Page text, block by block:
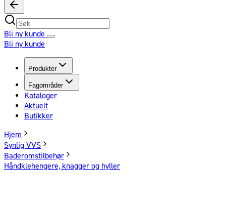
Bli ny kunde
Bli ny kunde
Produkter
Fagområder
Kataloger
Aktuelt
Butikker
Hjem
Synlig VVS
Baderomstilbehør
Håndklehengere, knagger og hyller